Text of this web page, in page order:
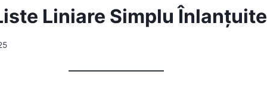
Liniare Simplu Înlanțuite